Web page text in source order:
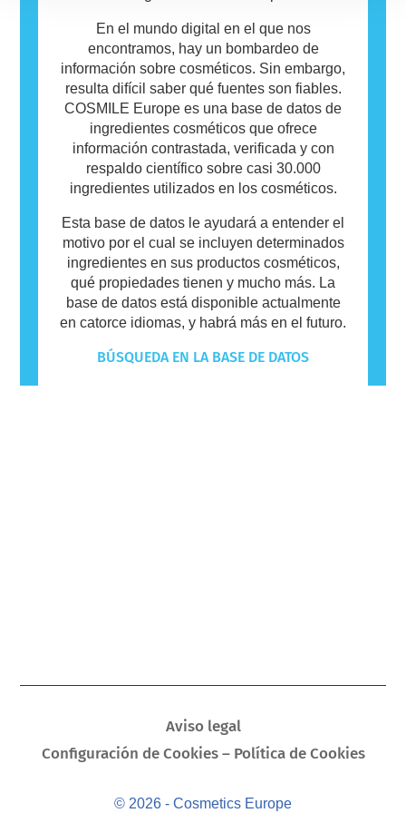
En el mundo digital en el que nos
encontramos, hay un bombardeo de
información sobre cosméticos. Sin embargo,
resulta difícil saber qué fuentes son fiables.
COSMILE Europe es una base de datos de
ingredientes cosméticos que ofrece
información contrastada, verificada y con
respaldo científico sobre casi 30.000
ingredientes utilizados en los cosméticos.
Esta base de datos le ayudará a entender el
motivo por el cual se incluyen determinados
ingredientes en sus productos cosméticos,
qué propiedades tienen y mucho más. La
base de datos está disponible actualmente
en catorce idiomas, y habrá más en el futuro.
BÚSQUEDA EN LA BASE DE DATOS
Aviso legal
Configuración de Cookies – Política de Cookies
© 2026 - Cosmetics Europe